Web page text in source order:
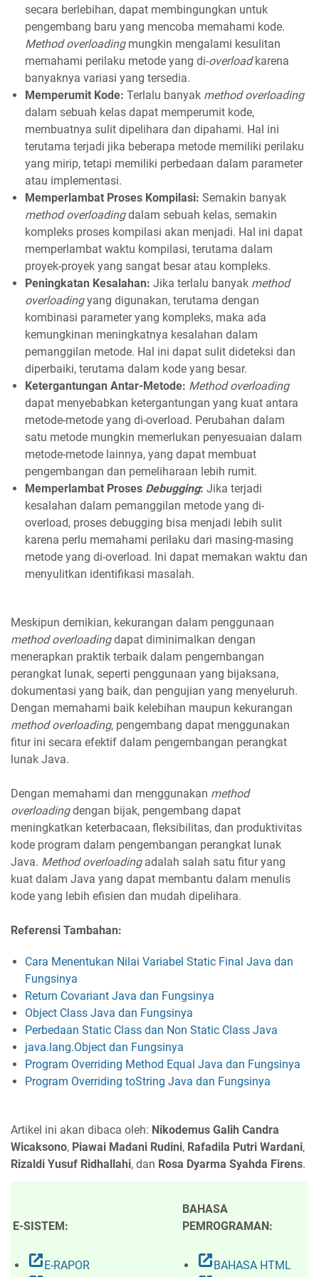
secara berlebihan, dapat membingungkan untuk
pengembang baru yang mencoba memahami kode.
Method overloadingmungkin mengalami kesulitan
memahami perilaku metode yang di-overloadkarena
banyaknya variasi yang tersedia.
Memperumit Kode: Terlalu banyak method overloading
dalam sebuah kelas dapat memperumit kode,
membuatnya sulit dipelihara dan dipahami. Hal ini
terutama terjadi jika beberapa metode memiliki perilaku
yang mirip, tetapi memiliki perbedaan dalam parameter
atau implementasi.
Memperlambat Proses Kompilasi: Semakin banyak
method overloadingdalam sebuah kelas, semakin
kompleks proses kompilasi akan menjadi. Hal ini dapat
memperlambat waktu kompilasi, terutama dalam
proyek-proyek yang sangat besar atau kompleks.
Peningkatan Kesalahan: Jika terlalu banyak method
overloadingyang digunakan, terutama dengan
kombinasi parameter yang kompleks, maka ada
kemungkinan meningkatnya kesalahan dalam
pemanggilan metode. Hal ini dapat sulit dideteksi dan
diperbaiki, terutama dalam kode yang besar.
Ketergantungan Antar-Metode: Method overloading
dapat menyebabkan ketergantungan yang kuat antara
metode-metode yang di-overload. Perubahan dalam
satu metode mungkin memerlukan penyesuaian dalam
metode-metode lainnya, yang dapat membuat
pengembangan dan pemeliharaan lebih rumit.
Memperlambat Proses Debugging: Jika terjadi
kesalahan dalam pemanggilan metode yang di-
overload, proses debugging bisa menjadi lebih sulit
karena perlu memahami perilaku dari masing-masing
metode yang di-overload. Ini dapat memakan waktu dan
menyulitkan identifikasi masalah.
Meskipun demikian, kekurangan dalam penggunaan
method overloadingdapat diminimalkan dengan
menerapkan praktik terbaik dalam pengembangan
perangkat lunak, seperti penggunaan yang bijaksana,
dokumentasi yang baik, dan pengujian yang menyeluruh.
Dengan memahami baik kelebihan maupun kekurangan
method overloading, pengembang dapat menggunakan
fitur ini secara efektif dalam pengembangan perangkat
lunak Java.
Dengan memahami dan menggunakan method
overloadingdengan bijak, pengembang dapat
meningkatkan keterbacaan, fleksibilitas, dan produktivitas
kode program dalam pengembangan perangkat lunak
Java. Method overloadingadalah salah satu fitur yang
kuat dalam Java yang dapat membantu dalam menulis
kode yang lebih efisien dan mudah dipelihara.
Referensi Tambahan:
Cara Menentukan Nilai Variabel Static Final Java dan
Fungsinya
Return Covariant Java dan Fungsinya
Object Class Java dan Fungsinya
Perbedaan Static Class dan Non Static Class Java
java.lang.Object dan Fungsinya
Program Overriding Method Equal Java dan Fungsinya
Program Overriding toString Java dan Fungsinya
Artikel ini akan dibaca oleh: Nikodemus Galih Candra
Wicaksono, Piawai Madani Rudini, Rafadila Putri Wardani,
Rizaldi Yusuf Ridhallahi, dan Rosa Dyarma Syahda Firens.
E-SISTEM:
BAHASA
PEMROGRAMAN:
open_in_new E-RAPOR open_in_new BAHASA HTML